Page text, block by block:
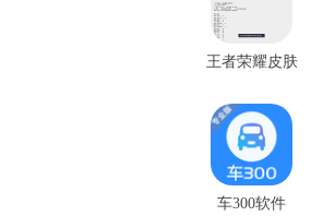
王者荣耀皮肤
车300软件